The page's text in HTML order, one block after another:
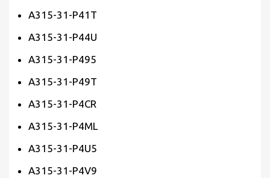
A315-31-P41T
A315-31-P44U
A315-31-P495
A315-31-P49T
A315-31-P4CR
A315-31-P4ML
A315-31-P4U5
A315-31-P4V9